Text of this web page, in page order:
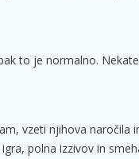
to je normalno.
vzeti njihova
polna izzivov in